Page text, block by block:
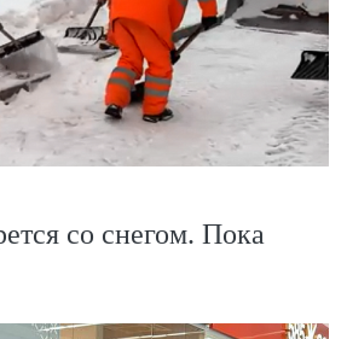
со снегом. Пока